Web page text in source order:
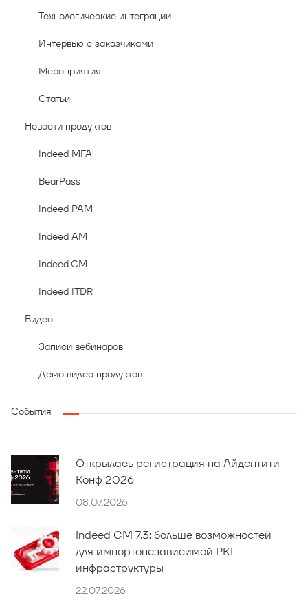
Технологические интеграции
Интервью с заказчиками
Мероприятия
Статьи
Новости продуктов
Indeed MFA
BearPass
Indeed PAM
Indeed AM
Indeed CM
Indeed ITDR
Видео
Записи вебинаров
Демо видео продуктов
События
Открылась регистрация на Айдентити
Конф 2026
08.07.2026
Indeed CM 7.3: больше возможностей
для импортонезависимой PKI-
инфраструктуры
22.07.2026